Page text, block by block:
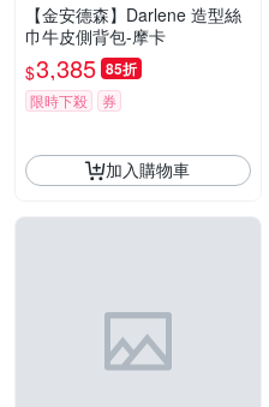
【金安德森】Darlene 造型絲
巾牛皮側背包-摩卡
$3,385 85折
限時下殺 券
加入購物車